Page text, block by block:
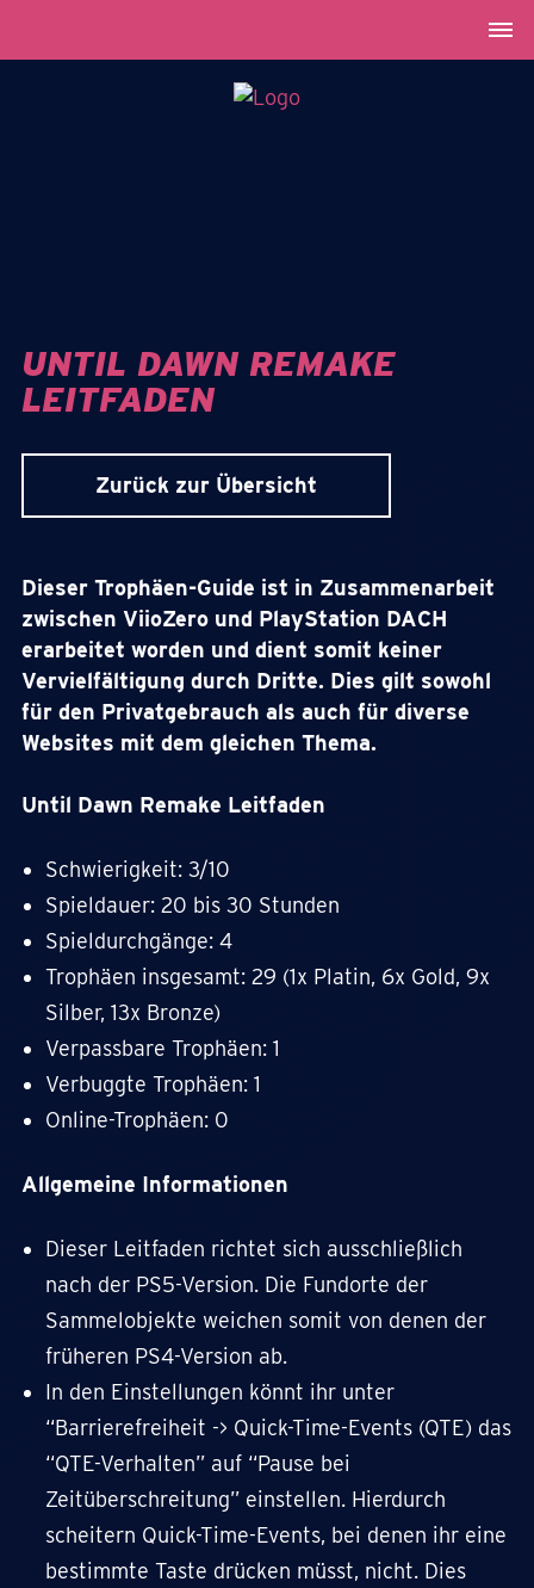
UNTIL DAWN REMAKE
LEITFADEN
Zurück zur Übersicht
Dieser Trophäen-Guide ist in Zusammenarbeit
zwischen ViioZero und PlayStation DACH
erarbeitet worden und dient somit keiner
Vervielfältigung durch Dritte. Dies gilt sowohl
für den Privatgebrauch als auch für diverse
Websites mit dem gleichen Thema.
Until Dawn Remake Leitfaden
Schwierigkeit: 3/10
Spieldauer: 20 bis 30 Stunden
Spieldurchgänge: 4
Trophäen insgesamt: 29 (1x Platin, 6x Gold, 9x
Silber, 13x Bronze)
Verpassbare Trophäen: 1
Verbuggte Trophäen: 1
Online-Trophäen: 0
Allgemeine Informationen
Dieser Leitfaden richtet sich ausschließlich
nach der PS5-Version. Die Fundorte der
Sammelobjekte weichen somit von denen der
früheren PS4-Version ab.
In den Einstellungen könnt ihr unter
“Barrierefreiheit -> Quick-Time-Events (QTE) das
“QTE-Verhalten” auf “Pause bei
Zeitüberschreitung” einstellen. Hierdurch
scheitern Quick-Time-Events, bei denen ihr eine
bestimmte Taste drücken müsst, nicht. Dies